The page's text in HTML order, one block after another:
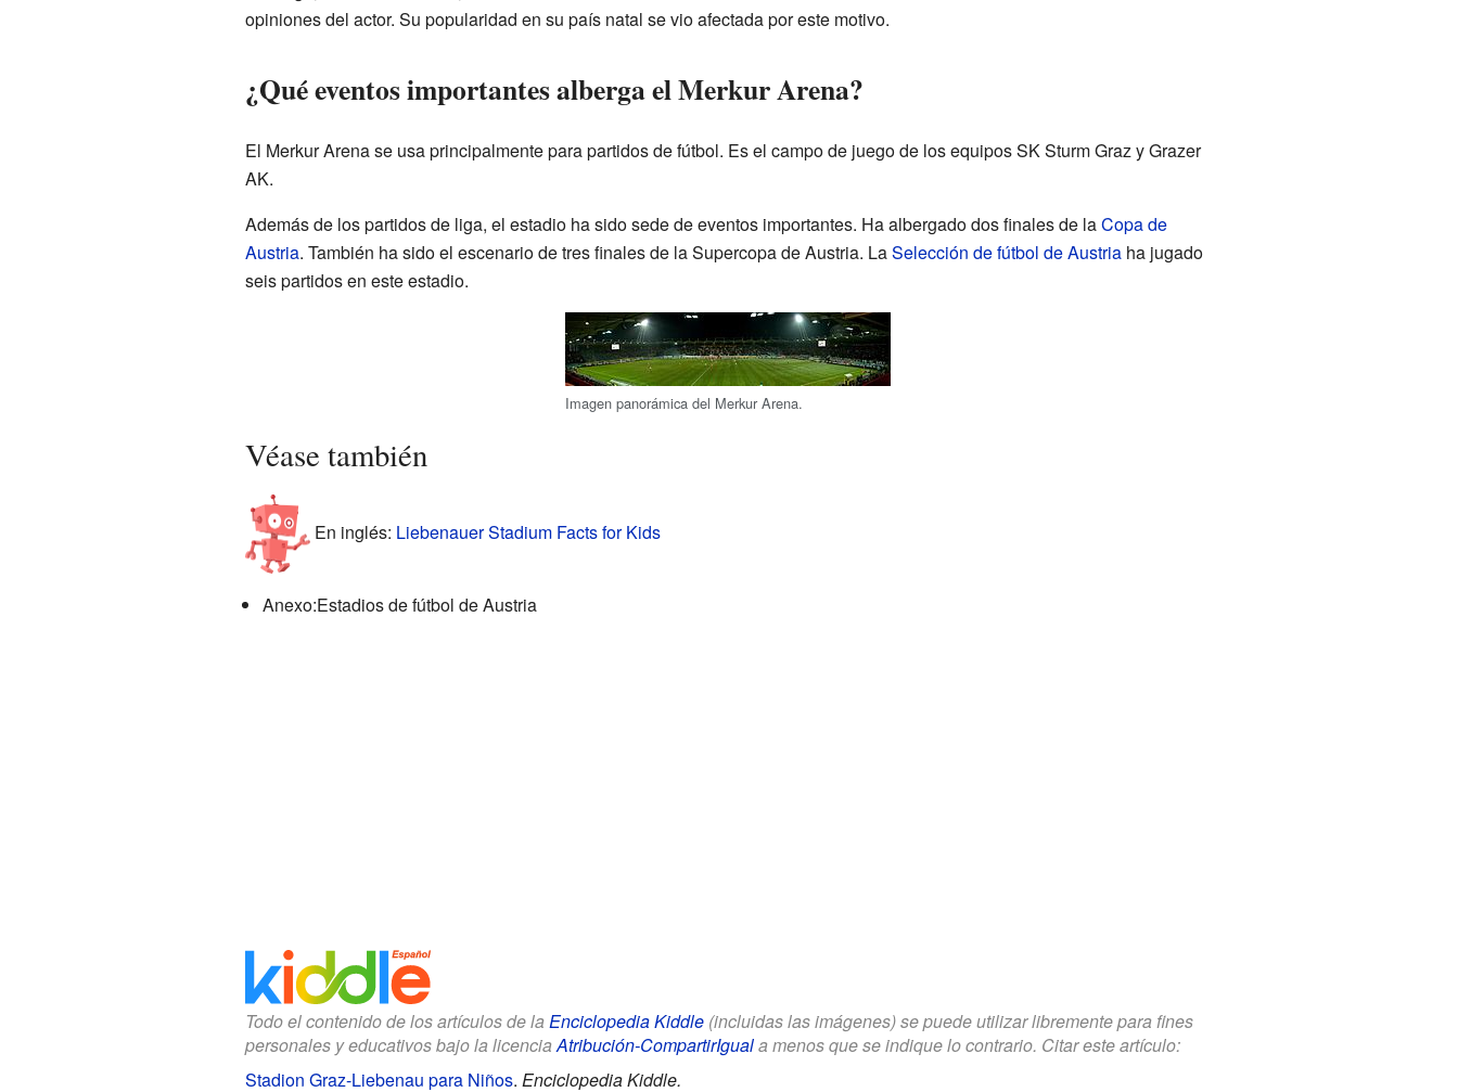
opiniones del actor. Su popularidad en su país natal se vio afectada por este motivo.
¿Qué eventos importantes alberga el Merkur Arena?
El Merkur Arena se usa principalmente para partidos de fútbol. Es el campo de juego de los equipos SK Sturm Graz y Grazer
AK.
Además de los partidos de liga, el estadio ha sido sede de eventos importantes. Ha albergado dos finales de laCopa de
Austria. También ha sido el escenario de tres finales de la Supercopa de Austria. LaSelección de fútbol de Austriaha jugado
seis partidos en este estadio.
Imagen panorámica del Merkur Arena.
Véase también
En inglés: Liebenauer Stadium Facts for Kids
Anexo:Estadios de fútbol de Austria
Todo el contenido de los artículos de la Enciclopedia Kiddle(incluidas las imágenes) se puede utilizar libremente para fines
personales y educativos bajo la licenciaAtribución-CompartirIguala menos que se indique lo contrario. Citar este artículo:
Stadion Graz-Liebenau para Niños. Enciclopedia Kiddle.